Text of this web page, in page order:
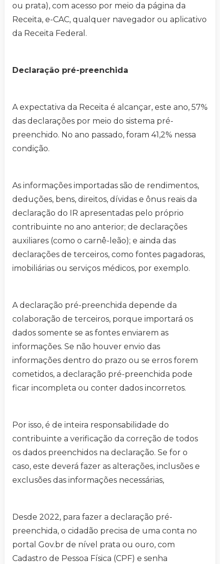
ou prata), com acesso por meio da página da
Receita, e-CAC, qualquer navegador ou aplicativo
da Receita Federal.
Declaração pré-preenchida
A expectativa da Receita é alcançar, este ano, 57%
das declarações por meio do sistema pré-
preenchido. No ano passado, foram 41,2% nessa
condição.
As informações importadas são de rendimentos,
deduções, bens, direitos, dívidas e ônus reais da
declaração do IR apresentadas pelo próprio
contribuinte no ano anterior; de declarações
auxiliares (como o carnê-leão); e ainda das
declarações de terceiros, como fontes pagadoras,
imobiliárias ou serviços médicos, por exemplo.
A declaração pré-preenchida depende da
colaboração de terceiros, porque importará os
dados somente se as fontes enviarem as
informações. Se não houver envio das
informações dentro do prazo ou se erros forem
cometidos, a declaração pré-preenchida pode
ficar incompleta ou conter dados incorretos.
Por isso, é de inteira responsabilidade do
contribuinte a verificação da correção de todos
os dados preenchidos na declaração. Se for o
caso, este deverá fazer as alterações, inclusões e
exclusões das informações necessárias,
Desde 2022, para fazer a declaração pré-
preenchida, o cidadão precisa de uma conta no
portal Gov.br de nível prata ou ouro, com
Cadastro de Pessoa Física (CPF) e senha